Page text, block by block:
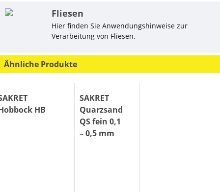
Fliesen
Hier finden Sie Anwendungshinweise zur
Verarbeitung von Fliesen.
Ähnliche Produkte
HB
SAKRET
Quarzsand
QS fein 0,1
– 0,5 mm